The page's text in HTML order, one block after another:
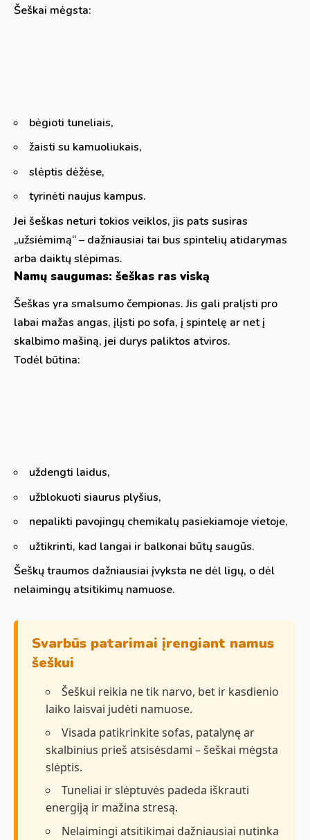
Šeškai mėgsta:
bėgioti tuneliais,
žaisti su kamuoliukais,
slėptis dėžėse,
tyrinėti naujus kampus.
Jei šeškas neturi tokios veiklos, jis pats susiras
„užsiėmimą“ – dažniausiai tai bus spintelių atidarymas
arba daiktų slėpimas.
Namų saugumas: šeškas ras viską
Šeškas yra smalsumo čempionas. Jis gali pralįsti pro
labai mažas angas, įlįsti po sofa, į spintelę ar net į
skalbimo mašiną, jei durys paliktos atviros.
Todėl būtina:
uždengti laidus,
užblokuoti siaurus plyšius,
nepalikti pavojingų chemikalų pasiekiamoje vietoje,
užtikrinti, kad langai ir balkonai būtų saugūs.
Šeškų traumos dažniausiai įvyksta ne dėl ligų, o dėl
nelaimingų atsitikimų namuose.
Svarbūs patarimai įrengiant namus
šeškui
Šeškui reikia ne tik narvo, bet ir kasdienio
laiko laisvai judėti namuose.
Visada patikrinkite sofas, patalynę ar
skalbinius prieš atsisėsdami – šeškai mėgsta
slėptis.
Tuneliai ir slėptuvės padeda iškrauti
energiją ir mažina stresą.
Nelaimingi atsitikimai dažniausiai nutinka